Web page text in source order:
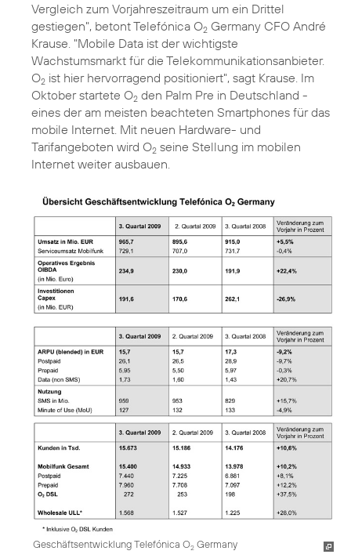
Vergleich zum Vorjahreszeitraum um ein Drittel
gestiegen", betont Telefónica O2 Germany CFO André
Krause. "Mobile Data ist der wichtigste
Wachstumsmarkt für die Telekommunikationsanbieter.
O2 ist hier hervorragend positioniert", sagt Krause. Im
Oktober startete O2 den Palm Pre in Deutschland -
eines der am meisten beachteten Smartphones für das
mobile Internet. Mit neuen Hardware- und
Tarifangeboten wird O2 seine Stellung im mobilen
Internet weiter ausbauen.
Geschäftsentwicklung Telefónica O2 Germany